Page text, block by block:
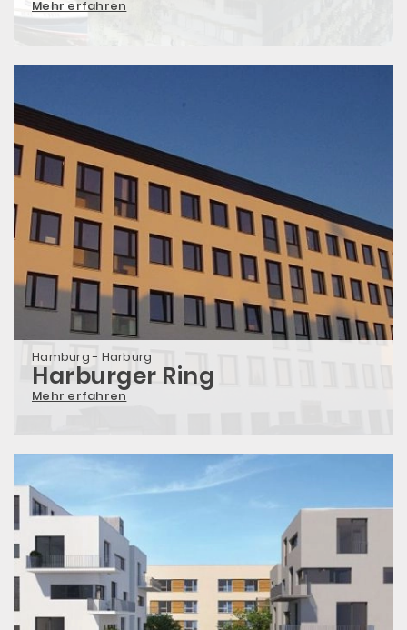
Mehr erfahren
Hamburg - Harburg
Harburger Ring
Mehr erfahren